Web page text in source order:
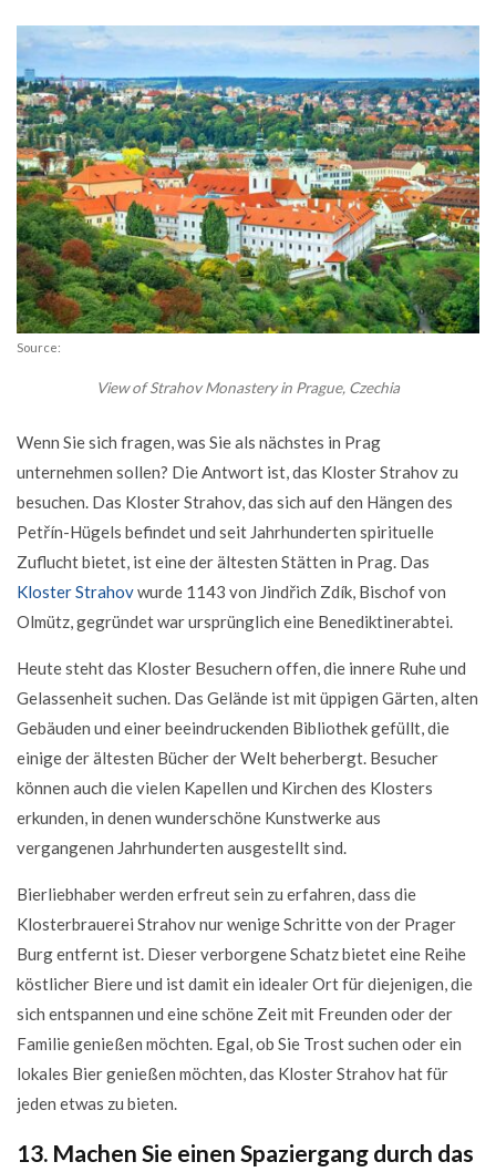
Source:
View of Strahov Monastery in Prague, Czechia
Wenn Sie sich fragen, was Sie als nächstes in Prag
unternehmen sollen? Die Antwort ist, das Kloster Strahov zu
besuchen. Das Kloster Strahov, das sich auf den Hängen des
Petřín-Hügels befindet und seit Jahrhunderten spirituelle
Zuflucht bietet, ist eine der ältesten Stätten in Prag. Das
Kloster Strahovwurde 1143 von Jindřich Zdík, Bischof von
Olmütz, gegründet war ursprünglich eine Benediktinerabtei.
Heute steht das Kloster Besuchern offen, die innere Ruhe und
Gelassenheit suchen. Das Gelände ist mit üppigen Gärten, alten
Gebäuden und einer beeindruckenden Bibliothek gefüllt, die
einige der ältesten Bücher der Welt beherbergt. Besucher
können auch die vielen Kapellen und Kirchen des Klosters
erkunden, in denen wunderschöne Kunstwerke aus
vergangenen Jahrhunderten ausgestellt sind.
Bierliebhaber werden erfreut sein zu erfahren, dass die
Klosterbrauerei Strahov nur wenige Schritte von der Prager
Burg entfernt ist. Dieser verborgene Schatz bietet eine Reihe
köstlicher Biere und ist damit ein idealer Ort für diejenigen, die
sich entspannen und eine schöne Zeit mit Freunden oder der
Familie genießen möchten. Egal, ob Sie Trost suchen oder ein
lokales Bier genießen möchten, das Kloster Strahov hat für
jeden etwas zu bieten.
13. Machen Sie einen Spaziergang durch das